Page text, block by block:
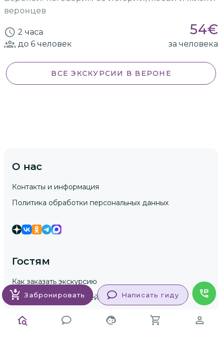
веронцев
2 часа 54€
до 6 человек за человека
ВСЕ ЭКСКУРСИИ В ВЕРОНЕ
Забронировать Написать гиду
О нас
Контакты и информация
Политика обработки персональных данных
Гостям
Как заказать экскурсию
Безопасность платежей